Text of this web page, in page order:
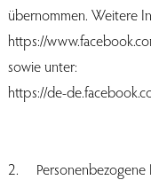
übernommen. Weitere
https://
sowie unter:
https://de-
2. Personenbezogene